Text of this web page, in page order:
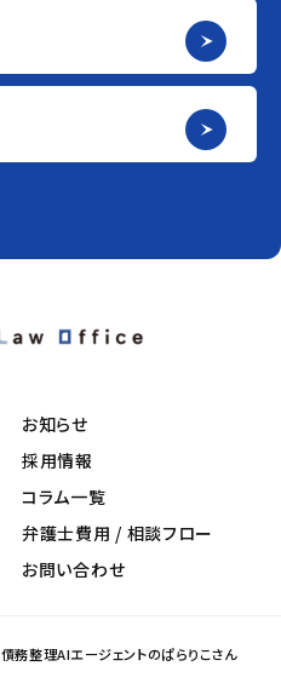
お知らせ
採用情報
コラム一覧
弁護士費用 / 相談フロー
お問い合わせ
債務整理AIエージェントのぱらりこさん